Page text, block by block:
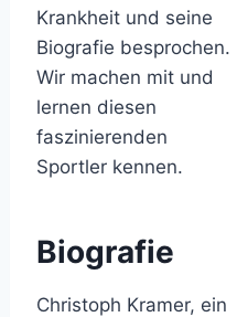
Krankheit und seine
Biografie besprochen.
Wir machen mit und
lernen diesen
faszinierenden
Sportler kennen.
Biografie
Christoph Kramer, ein